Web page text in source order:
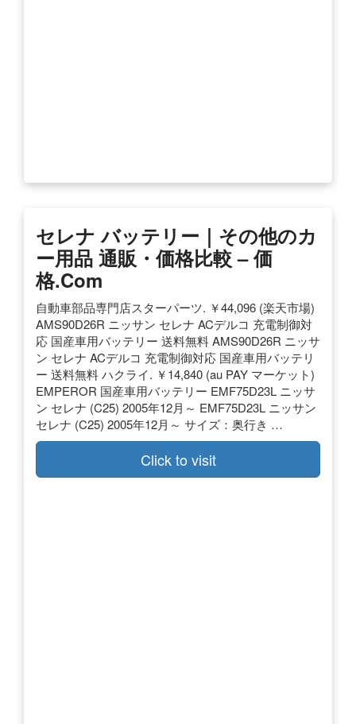
セレナ バッテリー｜その他のカ
ー用品 通販・価格比較 – 価
格.com
自動車部品専門店スターパーツ. ￥44,096 (楽天市場)
AMS90D26R ニッサン セレナ ACデルコ 充電制御対
応 国産車用バッテリー 送料無料 AMS90D26R ニッサ
ン セレナ ACデルコ 充電制御対応 国産車用バッテリ
ー 送料無料 ハクライ. ￥14,840 (au PAY マーケット)
EMPEROR 国産車用バッテリー EMF75D23L ニッサ
ン セレナ (C25) 2005年12月～ EMF75D23L ニッサン
セレナ (C25) 2005年12月～ サイズ：奥行き …
Click to visit